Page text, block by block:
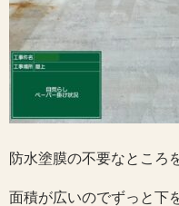
防水塗膜の不要なところ
面積が広いのでずっと下